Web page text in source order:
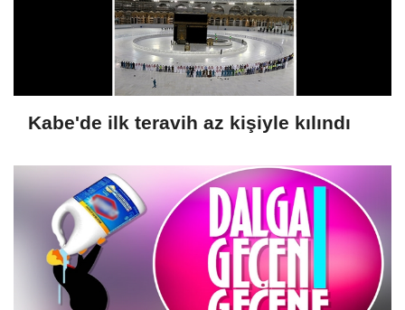
Kabe'de ilk teravih az kişiyle kılındı